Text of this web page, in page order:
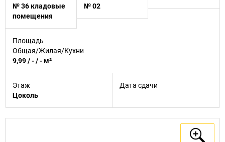
№ 36 кладовые
помещения
№ 02
Площадь
Общая/Жилая/Кухни
9,99 / - / - м²
Этаж
Цоколь
Дата сдачи